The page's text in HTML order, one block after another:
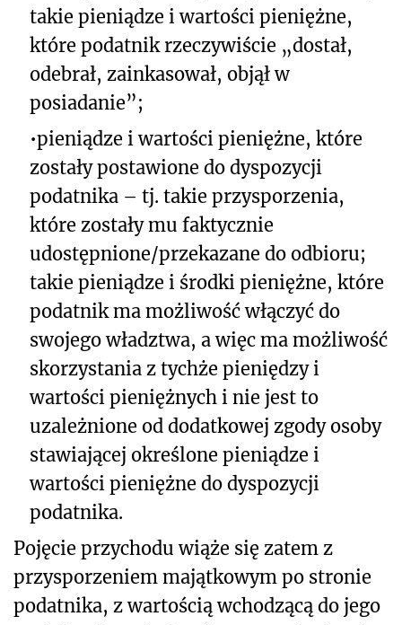
takie pieniądze i wartości pieniężne,
które podatnik rzeczywiście „dostał,
odebrał, zainkasował, objął w
posiadanie”;
•pieniądze i wartości pieniężne, które
zostały postawione do dyspozycji
podatnika – tj. takie przysporzenia,
które zostały mu faktycznie
udostępnione/przekazane do odbioru;
takie pieniądze i środki pieniężne, które
podatnik ma możliwość włączyć do
swojego władztwa, a więc ma możliwość
skorzystania z tychże pieniędzy i
wartości pieniężnych i nie jest to
uzależnione od dodatkowej zgody osoby
stawiającej określone pieniądze i
wartości pieniężne do dyspozycji
podatnika.
Pojęcie przychodu wiąże się zatem z
przysporzeniem majątkowym po stronie
podatnika, z wartością wchodzącą do jego